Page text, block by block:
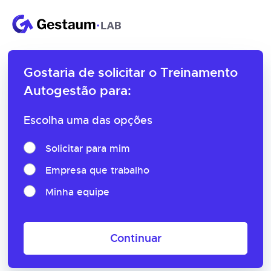
Gostaria de solicitar o Treinamento
Autogestão para:
Escolha uma das opções
Solicitar para mim
Empresa que trabalho
Minha equipe
Continuar